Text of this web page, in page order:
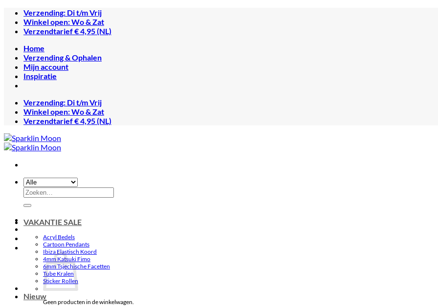
naar
inhoud
Verzending: Di t/m Vrij
Winkel open: Wo & Zat
Verzendtarief € 4,95 (NL)
Home
Verzending & Ophalen
Mijn account
Inspiratie
Verzending: Di t/m Vrij
Winkel open: Wo & Zat
Verzendtarief € 4,95 (NL)
Zoeken
naar:
Geen producten in de winkelwagen.
VAKANTIE SALE
Acryl Bedels
Cartoon Pendants
Ibiza Elastisch Koord
4mm Katsuki Fimo
6mm Tsjechische Facetten
Tube Kralen
Sticker Rollen
Nieuw